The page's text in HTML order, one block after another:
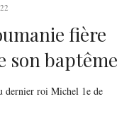
fière
son baptême
dernier roi Michel 1e de